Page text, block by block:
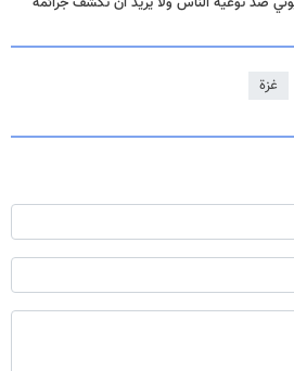
غزة